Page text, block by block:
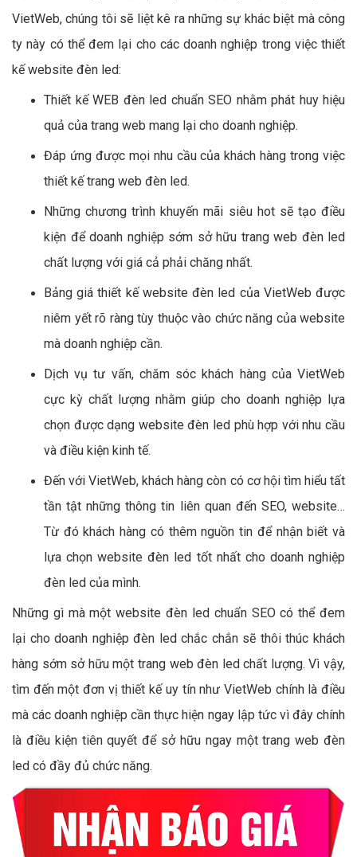
VietWeb, chúng tôi sẽ liệt kê ra những sự khác biệt mà công
ty này có thể đem lại cho các doanh nghiệp trong việc thiết
kế website đèn led:
Thiết kế WEB đèn led chuẩn SEO nhằm phát huy hiệu
quả của trang web mang lại cho doanh nghiệp.
Đáp ứng được mọi nhu cầu của khách hàng trong việc
thiết kế trang web đèn led.
Những chương trình khuyến mãi siêu hot sẽ tạo điều
kiện để doanh nghiệp sớm sở hữu trang web đèn led
chất lượng với giá cả phải chăng nhất.
Bảng giá thiết kế website đèn led của VietWeb được
niêm yết rõ ràng tùy thuộc vào chức năng của website
mà doanh nghiệp cần.
Dịch vụ tư vấn, chăm sóc khách hàng của VietWeb
cực kỳ chất lượng nhằm giúp cho doanh nghiệp lựa
chọn được dạng website đèn led phù hợp với nhu cầu
và điều kiện kinh tế.
Đến với VietWeb, khách hàng còn có cơ hội tìm hiểu tất
tần tật những thông tin liên quan đến SEO, website…
Từ đó khách hàng có thêm nguồn tin để nhận biết và
lựa chọn website đèn led tốt nhất cho doanh nghiệp
đèn led của mình.
Những gì mà một website đèn led chuẩn SEO có thể đem
lại cho doanh nghiệp đèn led chắc chắn sẽ thôi thúc khách
hàng sớm sở hữu một trang web đèn led chất lượng. Vì vậy,
tìm đến một đơn vị thiết kế uy tín như VietWeb chính là điều
mà các doanh nghiệp cần thực hiện ngay lập tức vì đây chính
là điều kiện tiên quyết để sở hữu ngay một trang web đèn
led có đầy đủ chức năng.